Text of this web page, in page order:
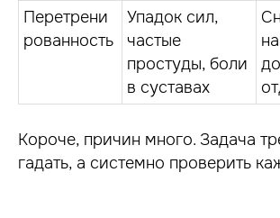
Перетрени
рованность
Упадок сил,
частые
простуды, боли
в суставах
Короче, причин много. Задача
гадать, а системно проверить